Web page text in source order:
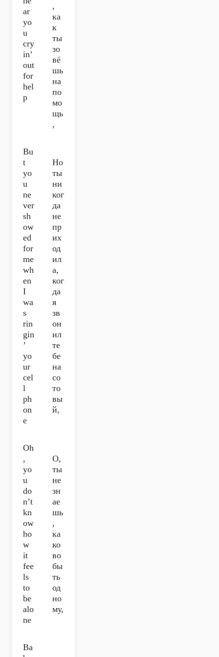
ar
yo
u
cry
in’
out
for
hel
p
,
ка
к
ты
зо
вё
шь
на
по
мо
щь
,
Bu
t
yo
u
ne
ver
sh
ow
ed
for
me
wh
en
I
wa
s
rin
gin
’
yo
ur
cel
l
ph
on
e
Но
ты
ни
ког
да
не
пр
их
од
ил
а,
ког
да
я
зв
он
ил
те
бе
на
со
то
вы
й,
Oh
,
yo
u
do
n’t
kn
ow
ho
w
it
fee
ls
to
be
alo
ne
О,
ты
не
зн
ае
шь
,
ка
ко
во
бы
ть
од
но
му,
Ba